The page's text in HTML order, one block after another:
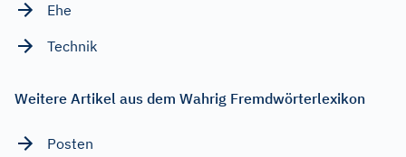
Ehe
Technik
Weitere Artikel aus dem Wahrig Fremdwörterlexikon
Posten